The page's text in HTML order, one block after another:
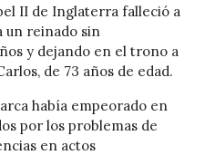
II de Inglaterra falleció a
un reinado sin
y dejando en el trono a
de 73 años de edad.
había empeorado en
por los problemas de
en actos